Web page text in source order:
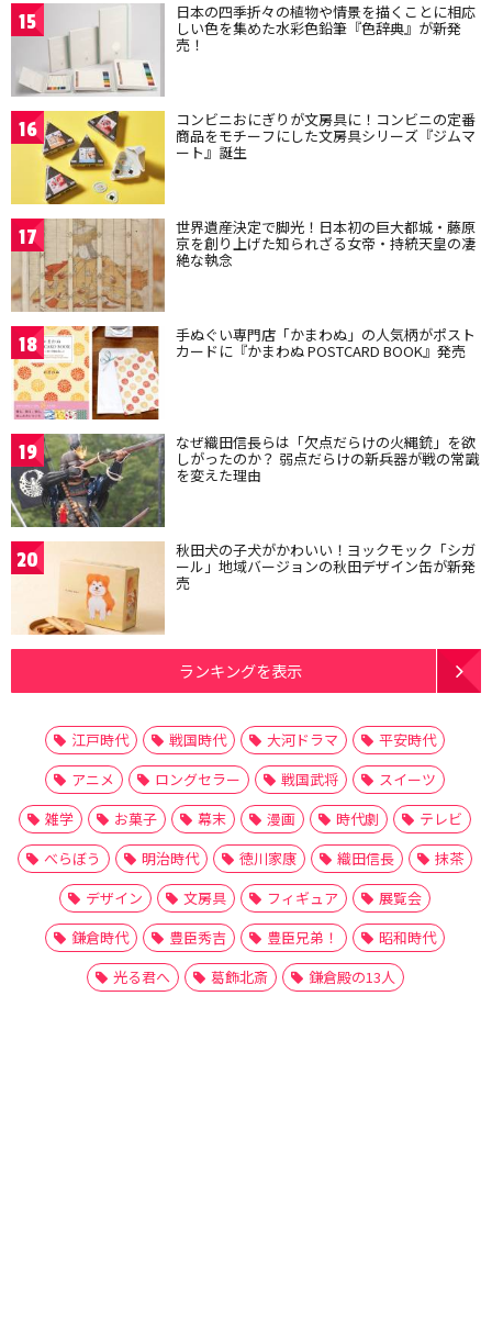
15 日本の四季折々の植物や情景を描くことに相応
しい色を集めた水彩色鉛筆『色辞典』が新発
売！
16 コンビニおにぎりが文房具に！コンビニの定番
商品をモチーフにした文房具シリーズ『ジムマ
ート』誕生
17 世界遺産決定で脚光！日本初の巨大都城・藤原
京を創り上げた知られざる女帝・持統天皇の凄
絶な執念
18 手ぬぐい専門店「かまわぬ」の人気柄がポスト
カードに『かまわぬ POSTCARD BOOK』発売
19 なぜ織田信長らは「欠点だらけの火縄銃」を欲
しがったのか？ 弱点だらけの新兵器が戦の常識
を変えた理由
20 秋田犬の子犬がかわいい！ヨックモック「シガ
ール」地域バージョンの秋田デザイン缶が新発
売
ランキングを表示
江戸時代 戦国時代 大河ドラマ
平安時代
アニメ
ロングセラー 戦国武将
スイーツ
雑学
お菓子 幕末 漫画 時代劇
テレビ
べらぼう
明治時代 徳川家康 織田信長
抹茶
デザイン
文房具 フィギュア
展覧会
鎌倉時代
豊臣秀吉 豊臣兄弟！
昭和時代
光る君へ
葛飾北斎 鎌倉殿の13人